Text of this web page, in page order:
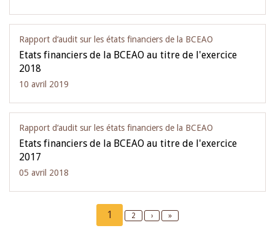
Rapport d‘audit sur les états financiers de la BCEAO
Etats financiers de la BCEAO au titre de l'exercice
2018
10 avril 2019
Rapport d‘audit sur les états financiers de la BCEAO
Etats financiers de la BCEAO au titre de l'exercice
2017
05 avril 2018
Current
page
1 Page
2
Next
›
Last
»